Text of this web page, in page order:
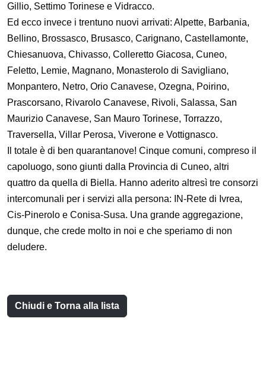
Gillio, Settimo Torinese e Vidracco.
Ed ecco invece i trentuno nuovi arrivati: Alpette, Barbania,
Bellino, Brossasco, Brusasco, Carignano, Castellamonte,
Chiesanuova, Chivasso, Colleretto Giacosa, Cuneo,
Feletto, Lemie, Magnano, Monasterolo di Savigliano,
Monpantero, Netro, Orio Canavese, Ozegna, Poirino,
Prascorsano, Rivarolo Canavese, Rivoli, Salassa, San
Maurizio Canavese, San Mauro Torinese, Torrazzo,
Traversella, Villar Perosa, Viverone e Vottignasco.
Il totale è di ben quarantanove! Cinque comuni, compreso il
capoluogo, sono giunti dalla Provincia di Cuneo, altri
quattro da quella di Biella. Hanno aderito altresì tre consorzi
intercomunali per i servizi alla persona: IN-Rete di Ivrea,
Cis-Pinerolo e Conisa-Susa. Una grande aggregazione,
dunque, che crede molto in noi e che speriamo di non
deludere.
Chiudi e Torna alla lista